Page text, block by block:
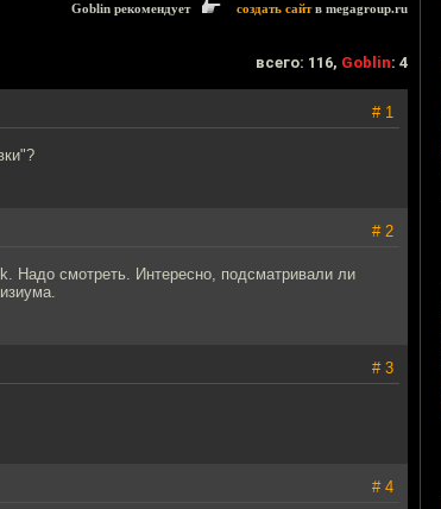
Goblin рекомендует создать сайтв megagroup.ru
всего: 116, Goblin: 4
# 1
# 2
Надо смотреть. Интересно, подсматривали ли
# 3
# 4